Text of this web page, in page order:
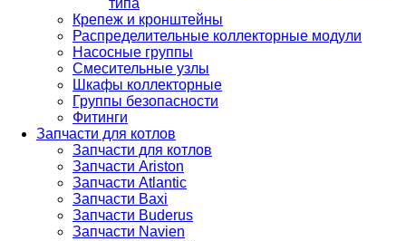
типа
Крепеж и кронштейны
Распределительные коллекторные модули
Насосные группы
Смесительные узлы
Шкафы коллекторные
Группы безопасности
Фитинги
Запчасти для котлов
Запчасти для котлов
Запчасти Ariston
Запчасти Atlantic
Запчасти Baxi
Запчасти Buderus
Запчасти Navien